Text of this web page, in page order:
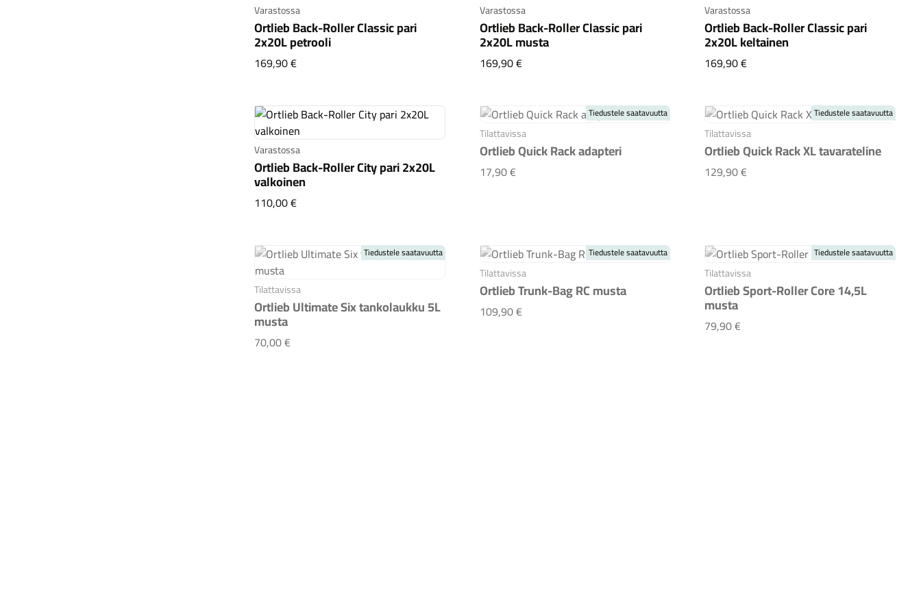
Varastossa
Ortlieb Back-Roller Classic pari
2x20L petrooli
169,90 €Ortlieb Back-Roller Classic pari 2x20L petrooli
Varastossa
Ortlieb Back-Roller Classic pari
2x20L musta
169,90 €Ortlieb Back-Roller Classic pari 2x20L musta
Varastossa
Ortlieb Back-Roller Classic pari
2x20L keltainen
169,90 €Ortlieb Back-Roller Classic pari
Varastossa
Ortlieb Back-Roller City pari 2x20L
valkoinen
110,00 €Ortlieb Back-Roller City pari 2x20L valkoinen
Tilattavissa
Ortlieb Quick Rack adapteri
17,90 €Ortlieb Quick Rack adapteri
Tiedustele saatavuutta
Tilattavissa
Ortlieb Quick Rack XL tavarateline
129,90 €Ortlieb Quick Rack XL tavarateline
Tiedustele saatavuutta
Tilattavissa
Ortlieb Ultimate Six tankolaukku 5L
musta
70,00 €Ortlieb Ultimate Six tankolaukku 5L musta
Tiedustele saatavuutta
Tilattavissa
Ortlieb Trunk-Bag RC musta
109,90 €Ortlieb Trunk-Bag RC musta
Tiedustele saatavuutta
Tilattavissa
Ortlieb Sport-Roller Core 14,5L
musta
79,90 €Ortlieb Sport-Roller Core 14,5L musta
Tiedustele saatavuutta